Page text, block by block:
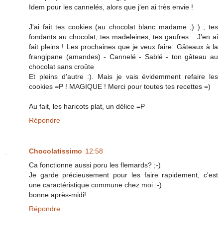
Idem pour les cannelés, alors que j'en ai très envie !
J'ai fait tes cookies (au chocolat blanc madame ;) ) , tes
fondants au chocolat, tes madeleines, tes gaufres... J'en ai
fait pleins ! Les prochaines que je veux faire: Gâteaux à la
frangipane (amandes) - Cannelé - Sablé - ton gâteau au
chocolat sans croûte
Et pleins d'autre :). Mais je vais évidemment refaire les
cookies =P ! MAGIQUE ! Merci pour toutes tes recettes =)
Au fait, les haricots plat, un délice =P
Répondre
Chocolatissimo 12:58
Ca fonctionne aussi poru les flemards? ;-)
Je garde précieusement pour les faire rapidement, c'est
une caractéristique commune chez moi :-)
bonne après-midi!
Répondre